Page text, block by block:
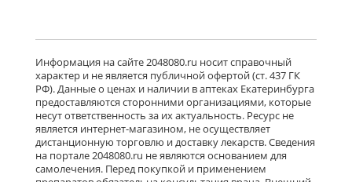
Информация на сайте 2048080.ru носит справочный
характер и не является публичной офертой (ст. 437 ГК
РФ). Данные о ценах и наличии в аптеках Екатеринбурга
предоставляются сторонними организациями, которые
несут ответственность за их актуальность. Ресурс не
является интернет-магазином, не осуществляет
дистанционную торговлю и доставку лекарств. Сведения
на портале 2048080.ru не являются основанием для
самолечения. Перед покупкой и применением